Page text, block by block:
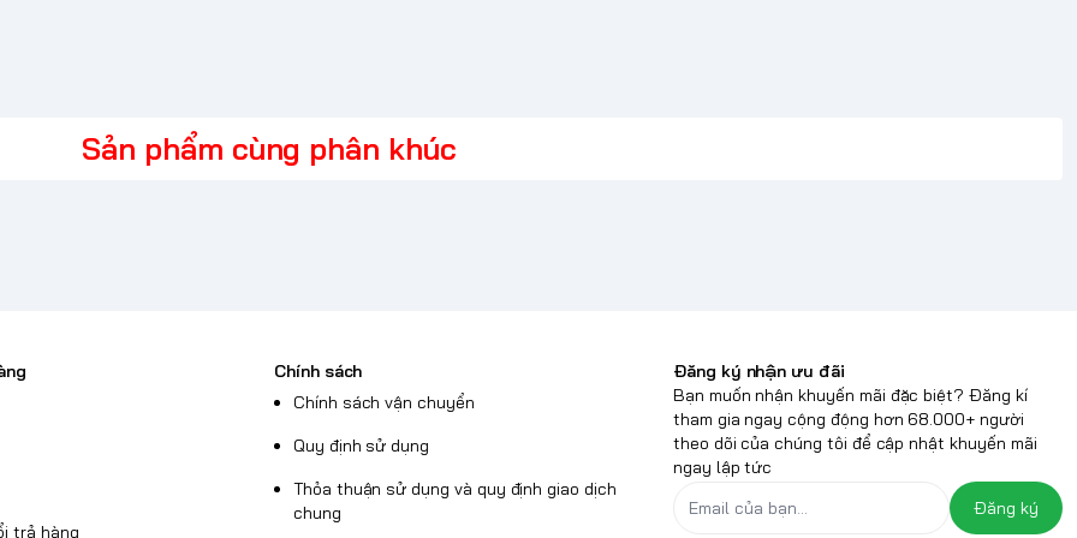
định vị là dòng
cần hiệu năng mạnh
cao để sử dụng lâu
Sản phẩm cùng phân khúc
trả hàng
Chính sách
Chính sách vận chuyển
Quy định sử dụng
Thỏa thuận sử dụng và quy định giao dịch
chung
Đăng ký nhận ưu đãi
Bạn muốn nhận khuyến mãi đặc biệt? Đăng kí
tham gia ngay cộng động hơn 68.000+ người
theo dõi của chúng tôi để cập nhật khuyến mãi
ngay lập tức
Đăng ký